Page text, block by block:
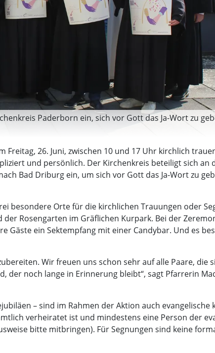
Paderborn ein, sich vor Gott das Ja-Wort zu
Freitag, 26. Juni, zwischen 10 und 17 Uhr kirchlich
und persönlich. Der Kirchenkreis beteiligt sich an
Bad Driburg ein, um sich vor Gott das Ja-Wort zu
besondere Orte für die kirchlichen Trauungen oder
Rosengarten im Gräflichen Kurpark. Bei der
Gäste ein Sektempfang mit einer Candybar. Und es
Wir freuen uns schon sehr auf alle Paare, die
der noch lange in Erinnerung bleibt“, sagt Pfarrerin
– sind im Rahmen der Aktion auch evangelische
verheiratet ist und mindestens eine Person der
bitte mitbringen). Für Segnungen sind keine